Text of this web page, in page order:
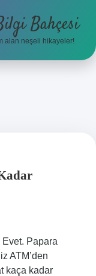
Bahçesi
alan neşeli hikayeler!
Papara
ATM’den
kaça kadar